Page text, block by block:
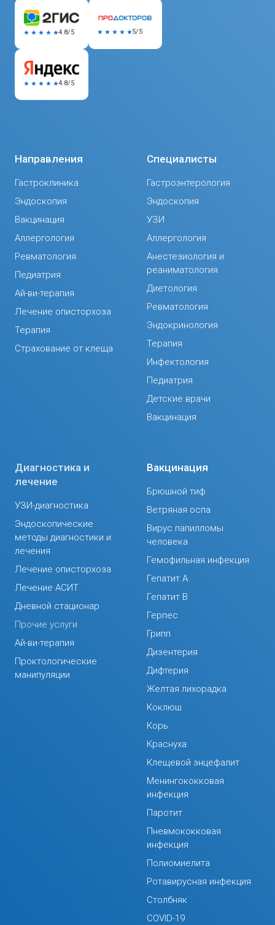
Направления
Гастроклиника
Эндоскопия
Вакцинация
Аллергология
Ревматология
Педиатрия
Ай-ви-терапия
Лечение описторхоза
Терапия
Страхование от клеща
Специалисты
Гастроэнтерология
Эндоскопия
УЗИ
Аллергология
Анестезиология и
реаниматология
Диетология
Ревматология
Эндокринология
Терапия
Инфектология
Педиатрия
Детские врачи
Вакцинация
Диагностика и
лечение
УЗИ-диагностика
Эндоскопические
методы диагностики и
лечения
Лечение описторхоза
Лечение АСИТ
Дневной стационар
Прочие услуги
Ай-ви-терапия
Проктологические
манипуляции
Вакцинация
Брюшной тиф
Ветряная оспа
Вирус папилломы
человека
Гемофильная инфекция
Гепатит А
Гепатит В
Герпес
Грипп
Дизентерия
Дифтерия
Желтая лихорадка
Коклюш
Корь
Краснуха
Клещевой энцефалит
Менингококковая
инфекция
Паротит
Пневмококковая
инфекция
Полиомиелита
Ротавирусная инфекция
Столбняк
COVID-19
4.8/5 5/5
4.8/5